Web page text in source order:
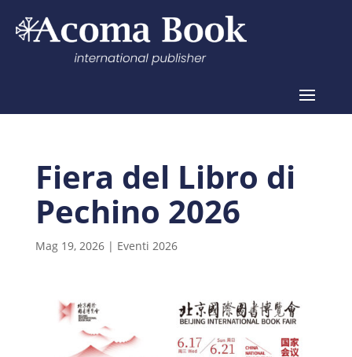
Fiera del Libro di
Pechino 2026
Mag 19, 2026| Eventi 2026